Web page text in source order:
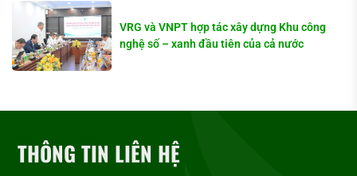
VRG và VNPT hợp tác xây dựng Khu công
nghệ số – xanh đầu tiên của cả nước
THÔNG TIN LIÊN HỆ